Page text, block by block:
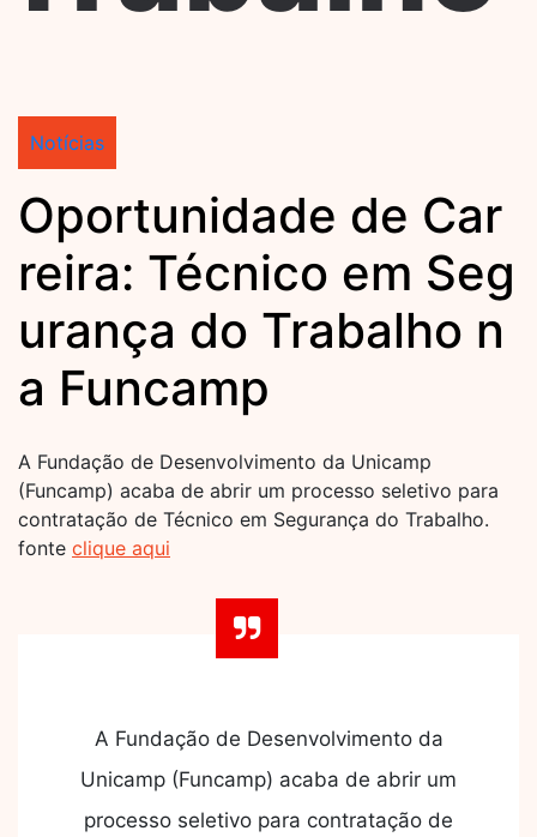
Notícias
Oportunidade de Car
reira: Técnico em Seg
urança do Trabalho n
a Funcamp
A Fundação de Desenvolvimento da Unicamp
(Funcamp) acaba de abrir um processo seletivo para
contratação de Técnico em Segurança do Trabalho.
fonte clique aqui
A Fundação de Desenvolvimento da
Unicamp (Funcamp) acaba de abrir um
processo seletivo para contratação de